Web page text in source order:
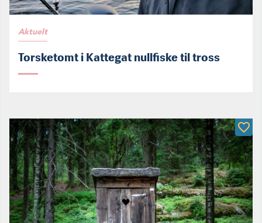
Aktuelt
Torsketomt i Kattegat nullfiske til tross